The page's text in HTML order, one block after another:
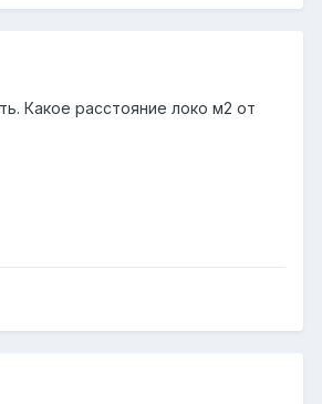
Какое расстояние локо м2 от